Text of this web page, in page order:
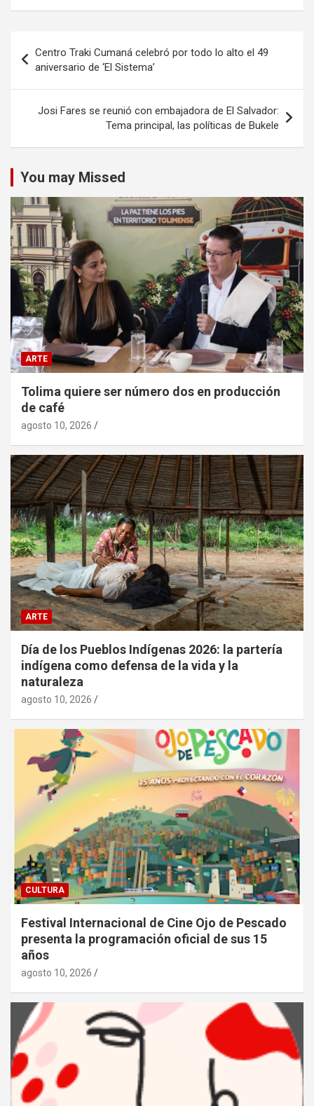
de
entradas
Centro Traki Cumaná celebró por todo lo alto el 49
aniversario de ‘El Sistema’
Josi Fares se reunió con embajadora de El Salvador:
Tema principal, las políticas de Bukele
You may Missed
ARTE
Tolima quiere ser número dos en producción
de café
agosto 10, 2026
ARTE
Día de los Pueblos Indígenas 2026: la partería
indígena como defensa de la vida y la
naturaleza
agosto 10, 2026
CULTURA
Festival Internacional de Cine Ojo de Pescado
presenta la programación oficial de sus 15
años
agosto 10, 2026